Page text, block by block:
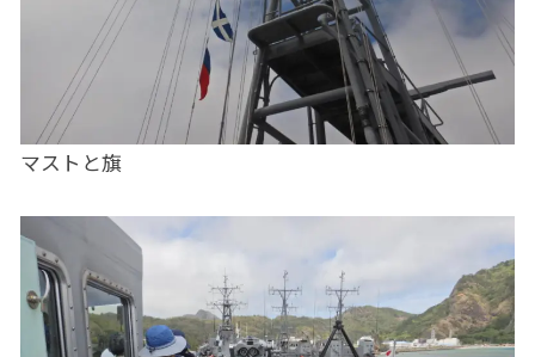
マストと旗